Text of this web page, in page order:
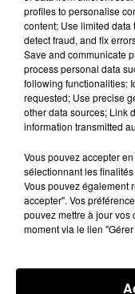
Quatre blessés
accident sur
hauteur de
LE GRAND
profiles to personalise
content; Use limited data
detect fraud, and fix
Save and communicate
process personal data
following functionalities:
requested; Use precise
other data sources; Link
information transmitted
Vous pouvez accepter
sélectionnant les
Vous pouvez également
accepter". Vos
pouvez mettre à jour vos
moment via le lien